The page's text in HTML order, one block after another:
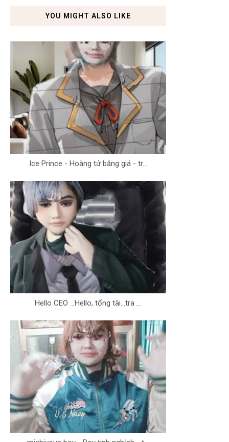
YOU MIGHT ALSO LIKE
Ice Prince - Hoàng tử băng giá - tr...
Hello CEO ...Hello, tổng tài...tra ...